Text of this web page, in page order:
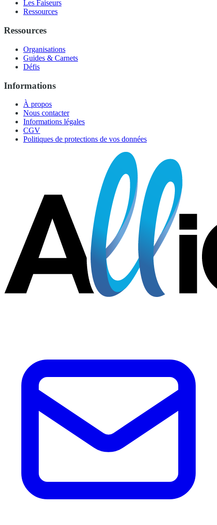
Les Faiseurs
Ressources
Ressources
Organisations
Guides & Carnets
Défis
Informations
À propos
Nous contacter
Informations légales
CGV
Politiques de protections de vos données